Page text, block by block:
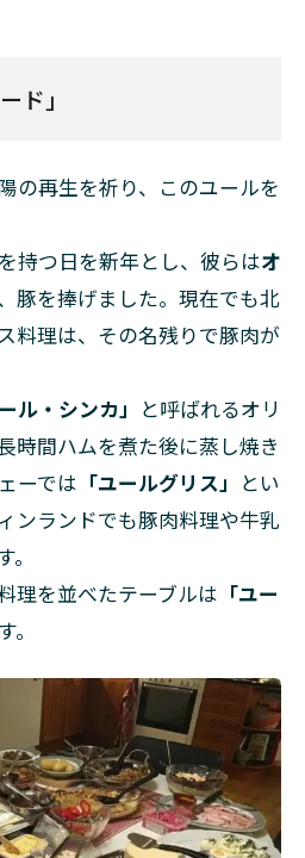
ド」
の再生を祈り、このユールを
持つ日を新年とし、彼らはオ
豚を捧げました。現在でも北
料理は、その名残りで豚肉が
ル・シンカ」 と呼ばれるオリ
時間ハムを煮た後に蒸し焼き
ーでは 「ユールグリス」 とい
ンランドでも豚肉料理や牛乳
理を並べたテーブルは 「ユー
。